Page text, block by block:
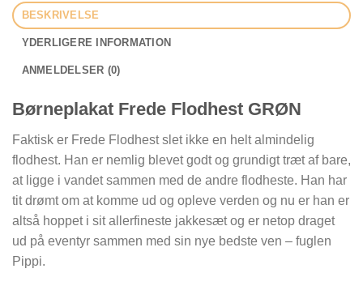
BESKRIVELSE
YDERLIGERE INFORMATION
ANMELDELSER (0)
Børneplakat Frede Flodhest GRØN
Faktisk er Frede Flodhest slet ikke en helt almindelig
flodhest. Han er nemlig blevet godt og grundigt træt af bare,
at ligge i vandet sammen med de andre flodheste. Han har
tit drømt om at komme ud og opleve verden og nu er han er
altså hoppet i sit allerfineste jakkesæt og er netop draget
ud på eventyr sammen med sin nye bedste ven – fuglen
Pippi.